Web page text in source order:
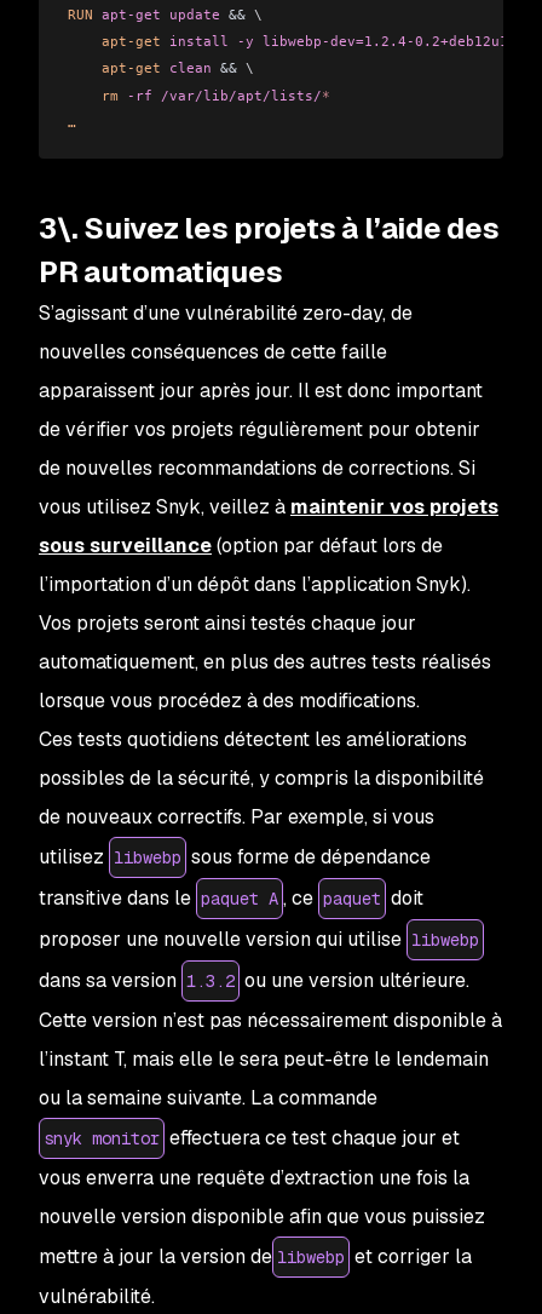
RUN apt-get update && \
    apt-get
install -y libwebp-dev=1.2.4-0.2+deb12u1
    apt-get
clean && \
    rm
-rf /var/lib/apt/lists/*
…
3\. Suivez les projets à l’aide des
PR automatiques
S’agissant d’une vulnérabilité zero-day, de
nouvelles conséquences de cette faille
apparaissent jour après jour. Il est donc important
de vérifier vos projets régulièrement pour obtenir
de nouvelles recommandations de corrections. Si
vous utilisez Snyk, veillez à maintenir vos projets
sous surveillance(option par défaut lors de
l’importation d’un dépôt dans l’application Snyk).
Vos projets seront ainsi testés chaque jour
automatiquement, en plus des autres tests réalisés
lorsque vous procédez à des modifications.
Ces tests quotidiens détectent les améliorations
possibles de la sécurité, y compris la disponibilité
de nouveaux correctifs. Par exemple, si vous
utilisez libwebp sous forme de dépendance
transitive dans le paquet A , ce paquet doit
proposer une nouvelle version qui utilise libwebp
dans sa version 1.3.2 ou une version ultérieure.
Cette version n’est pas nécessairement disponible à
l’instant T, mais elle le sera peut-être le lendemain
ou la semaine suivante. La commande
snyk monitor effectuera ce test chaque jour et
vous enverra une requête d’extraction une fois la
nouvelle version disponible afin que vous puissiez
mettre à jour la version de libwebp et corriger la
vulnérabilité.